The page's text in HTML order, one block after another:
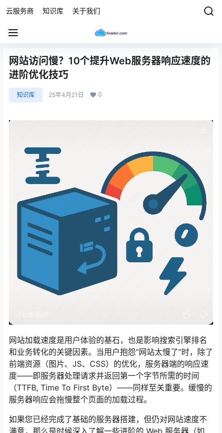
云服务商 知识库 关于我们
网站访问慢？10个提升Web服务器响应速度的
进阶优化技巧
知识库 25年4月21日 0
网站加载速度是用户体验的基石，也是影响搜索引擎排名
和业务转化的关键因素。当用户抱怨“网站太慢了”时，除了
前端资源（图片、JS、CSS）的优化，服务器端的响应速
度——即服务器处理请求并返回第一个字节所需的时间
（TTFB, Time To First Byte）——同样至关重要。缓慢的
服务器响应会拖慢整个页面的加载过程。
如果您已经完成了基础的服务器搭建，但仍对网站速度不
满意，那么是时候深入了解一些进阶的 Web 服务器（如